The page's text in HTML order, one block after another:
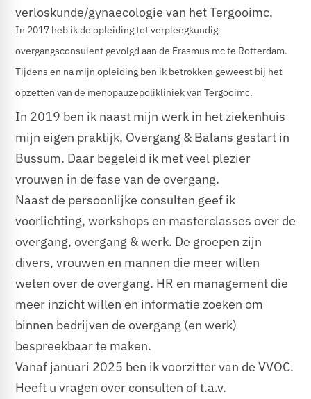
verloskunde/gynaecologie van het Tergooimc.
In 2017 heb ik de opleiding tot verpleegkundig
overgangsconsulent gevolgd aan de Erasmus mc te Rotterdam.
Tijdens en na mijn opleiding ben ik betrokken geweest bij het
opzetten van de menopauzepolikliniek van Tergooimc.
In 2019 ben ik naast mijn werk in het ziekenhuis
mijn eigen praktijk, Overgang & Balans gestart in
Bussum. Daar begeleid ik met veel plezier
vrouwen in de fase van de overgang.
Naast de persoonlijke consulten geef ik
voorlichting, workshops en masterclasses over de
overgang, overgang & werk. De groepen zijn
divers, vrouwen en mannen die meer willen
weten over de overgang. HR en management die
meer inzicht willen en informatie zoeken om
binnen bedrijven de overgang (en werk)
bespreekbaar te maken.
Vanaf januari 2025 ben ik voorzitter van de VVOC.
Heeft u vragen over consulten of t.a.v.